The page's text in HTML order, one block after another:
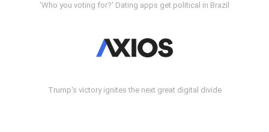
'Who you voting for?' Dating apps get political in Brazil
Trump's victory ignites the next great digital divide